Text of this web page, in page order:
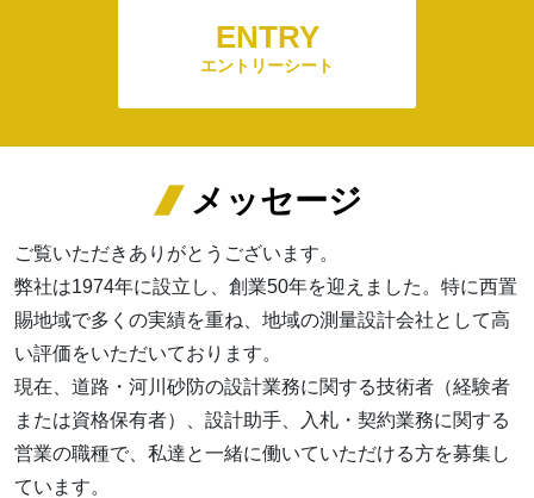
ENTRY
エントリーシート
メッセージ
ご覧いただきありがとうございます。
弊社は1974年に設立し、創業50年を迎えました。特に西置
賜地域で多くの実績を重ね、地域の測量設計会社として高
い評価をいただいております。
現在、道路・河川砂防の設計業務に関する技術者（経験者
または資格保有者）、設計助手、入札・契約業務に関する
営業の職種で、私達と一緒に働いていただける方を募集し
ています。